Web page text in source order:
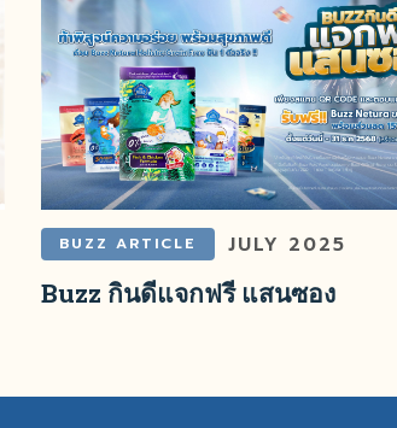
BUZZ ARTICLE JULY 2025
Buzz กินดีแจกฟรี แสนซอง